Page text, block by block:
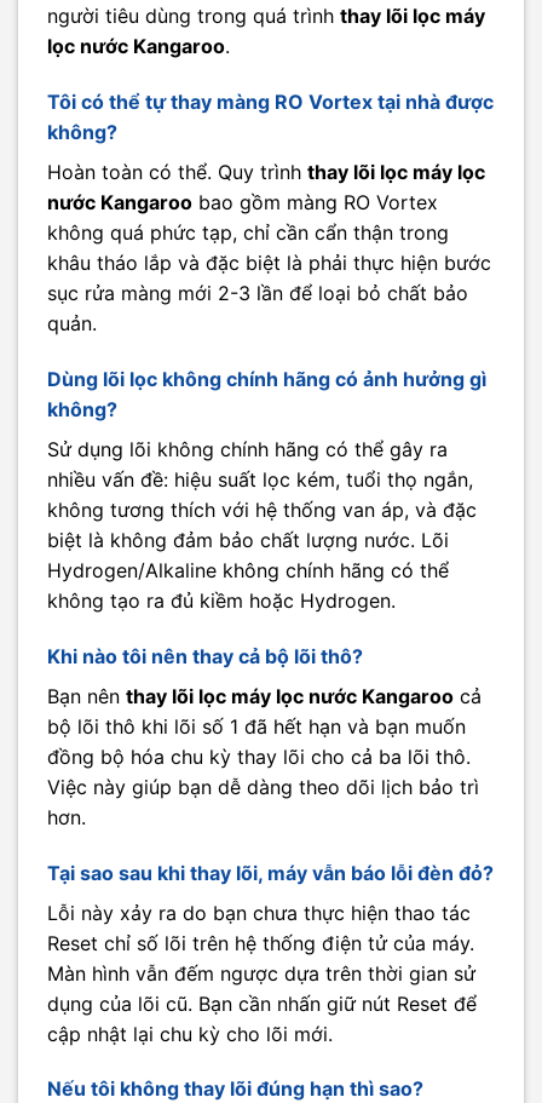
người tiêu dùng trong quá trình thay lõi lọc máy
lọc nước Kangaroo.
Tôi có thể tự thay màng RO Vortex tại nhà được
không?
Hoàn toàn có thể. Quy trình thay lõi lọc máy lọc
nước Kangaroo bao gồm màng RO Vortex
không quá phức tạp, chỉ cần cẩn thận trong
khâu tháo lắp và đặc biệt là phải thực hiện bước
sục rửa màng mới 2-3 lần để loại bỏ chất bảo
quản.
Dùng lõi lọc không chính hãng có ảnh hưởng gì
không?
Sử dụng lõi không chính hãng có thể gây ra
nhiều vấn đề: hiệu suất lọc kém, tuổi thọ ngắn,
không tương thích với hệ thống van áp, và đặc
biệt là không đảm bảo chất lượng nước. Lõi
Hydrogen/Alkaline không chính hãng có thể
không tạo ra đủ kiềm hoặc Hydrogen.
Khi nào tôi nên thay cả bộ lõi thô?
Bạn nên thay lõi lọc máy lọc nước Kangaroo cả
bộ lõi thô khi lõi số 1 đã hết hạn và bạn muốn
đồng bộ hóa chu kỳ thay lõi cho cả ba lõi thô.
Việc này giúp bạn dễ dàng theo dõi lịch bảo trì
hơn.
Tại sao sau khi thay lõi, máy vẫn báo lỗi đèn đỏ?
Lỗi này xảy ra do bạn chưa thực hiện thao tác
Reset chỉ số lõi trên hệ thống điện tử của máy.
Màn hình vẫn đếm ngược dựa trên thời gian sử
dụng của lõi cũ. Bạn cần nhấn giữ nút Reset để
cập nhật lại chu kỳ cho lõi mới.
Nếu tôi không thay lõi đúng hạn thì sao?